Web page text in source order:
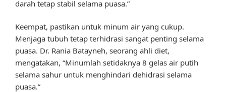
darah tetap stabil selama puasa.”
Keempat, pastikan untuk minum air yang cukup.
Menjaga tubuh tetap terhidrasi sangat penting selama
puasa. Dr. Rania Batayneh, seorang ahli diet,
mengatakan, “Minumlah setidaknya 8 gelas air putih
selama sahur untuk menghindari dehidrasi selama
puasa.”